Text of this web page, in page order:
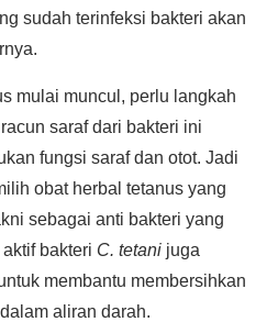
sudah terinfeksi bakteri akan
mulai muncul, perlu langkah
saraf dari bakteri ini
fungsi saraf dan otot. Jadi
obat herbal tetanus yang
sebagai anti bakteri yang
bakteri C. tetani juga
membantu membersihkan
aliran darah.